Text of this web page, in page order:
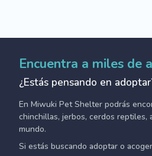
Encuentra a miles de
¿Estás pensando en
En Miwuki Pet Shelter podrás
chinchillas, jerbos, cerdos reptiles,
mundo.
Si estás buscando adoptar o